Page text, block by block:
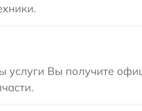
услуги Вы получите